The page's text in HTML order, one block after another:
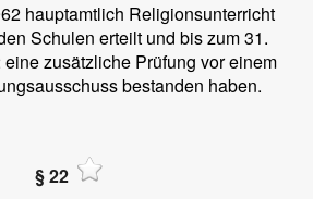
hauptamtlich Religionsunterricht
Schulen erteilt und bis zum 31.
zusätzliche Prüfung vor einem
bestanden haben.
§ 22